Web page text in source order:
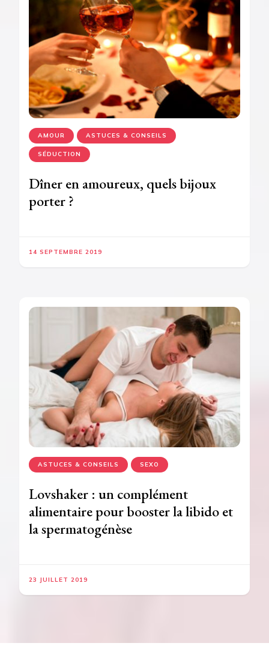
AMOUR ASTUCES & CONSEILS
SÉDUCTION
Dîner en amoureux, quels bijoux
porter ?
14 SEPTEMBRE 2019
ASTUCES & CONSEILS SEXO
Lovshaker : un complément
alimentaire pour booster la libido et
la spermatogénèse
23 JUILLET 2019